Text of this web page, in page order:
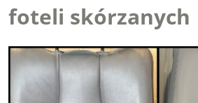
foteli skórzanych